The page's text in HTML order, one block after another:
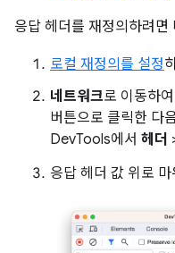
응답 헤더를 재정의하려면
로컬 재정의를 설정
네트워크로 이동하
버튼으로 클릭한 다
DevTools에서 헤더
응답 헤더 값 위로